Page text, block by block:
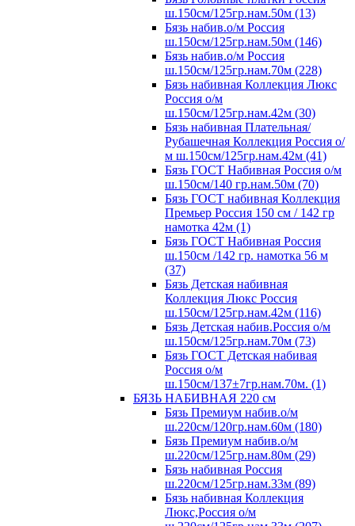
ш.150см/125гр.нам.50м (13)
Бязь набив.о/м Россия
ш.150см/125гр.нам.50м (146)
Бязь набив.о/м Россия
ш.150см/125гр.нам.70м (228)
Бязь набивная Коллекция Люкс
Россия о/м
ш.150см/125гр.нам.42м (30)
Бязь набивная Плательная/
Рубашечная Коллекция Россия о/
м ш.150см/125гр.нам.42м (41)
Бязь ГОСТ Набивная Россия о/м
ш.150см/140 гр.нам.50м (70)
Бязь ГОСТ набивная Коллекция
Премьер Россия 150 см / 142 гр
намотка 42м (1)
Бязь ГОСТ Набивная Россия
ш.150см /142 гр. намотка 56 м
(37)
Бязь Детская набивная
Коллекция Люкс Россия
ш.150см/125гр.нам.42м (116)
Бязь Детская набив.Россия о/м
ш.150см/125гр.нам.70м (73)
Бязь ГОСТ Детская набивая
Россия о/м
ш.150см/137±7гр.нам.70м. (1)
БЯЗЬ НАБИВНАЯ 220 см
Бязь Премиум набив.о/м
ш.220см/120гр.нам.60м (180)
Бязь Премиум набив.о/м
ш.220см/125гр.нам.80м (29)
Бязь набивная Россия
ш.220см/125гр.нам.33м (89)
Бязь набивная Коллекция
Люкс,Россия о/м